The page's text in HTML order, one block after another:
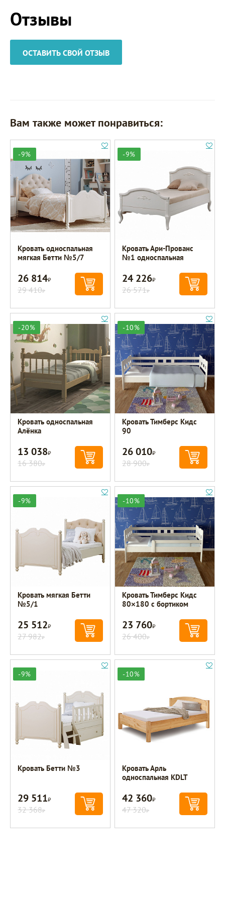
Отзывы
ОСТАВИТЬ СВОЙ ОТЗЫВ
Вам также может понравиться:
-9%
Кровать односпальная
мягкая Бетти №5/7
26 814Р
29 410Р
-9%
Кровать Ари-Прованс
№1 односпальная
24 226Р
26 571Р
-20%
Кровать односпальная
Алёнка
13 038Р
16 380Р
-10%
Кровать Тимберс Кидс
90
26 010Р
28 900Р
-9%
Кровать мягкая Бетти
№5/1
25 512Р
27 982Р
-10%
Кровать Тимберс Кидс
80×180 с бортиком
23 760Р
26 400Р
-9%
Кровать Бетти №3
29 511Р
32 368Р
-10%
Кровать Арль
односпальная KDLT
42 360Р
47 320Р